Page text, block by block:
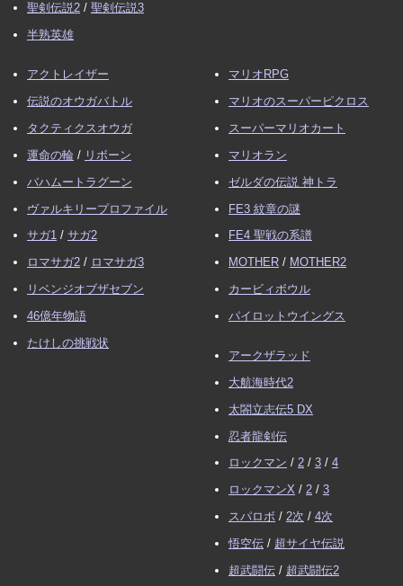
聖剣伝説2 / 聖剣伝説3
半熟英雄
アクトレイザー
伝説のオウガバトル
タクティクスオウガ
運命の輪 / リボーン
バハムートラグーン
ヴァルキリープロファイル
サガ1 / サガ2
ロマサガ2 / ロマサガ3
リベンジオブザセブン
46億年物語
たけしの挑戦状
マリオRPG
マリオのスーパーピクロス
スーパーマリオカート
マリオラン
ゼルダの伝説 神トラ
FE3 紋章の謎
FE4 聖戦の系譜
MOTHER / MOTHER2
カービィボウル
パイロットウイングス
アークザラッド
大航海時代2
太閤立志伝5 DX
忍者龍剣伝
ロックマン / 2 / 3 / 4
ロックマンX / 2 / 3
スパロボ / 2次 / 4次
悟空伝 / 超サイヤ伝説
超武闘伝 / 超武闘伝2